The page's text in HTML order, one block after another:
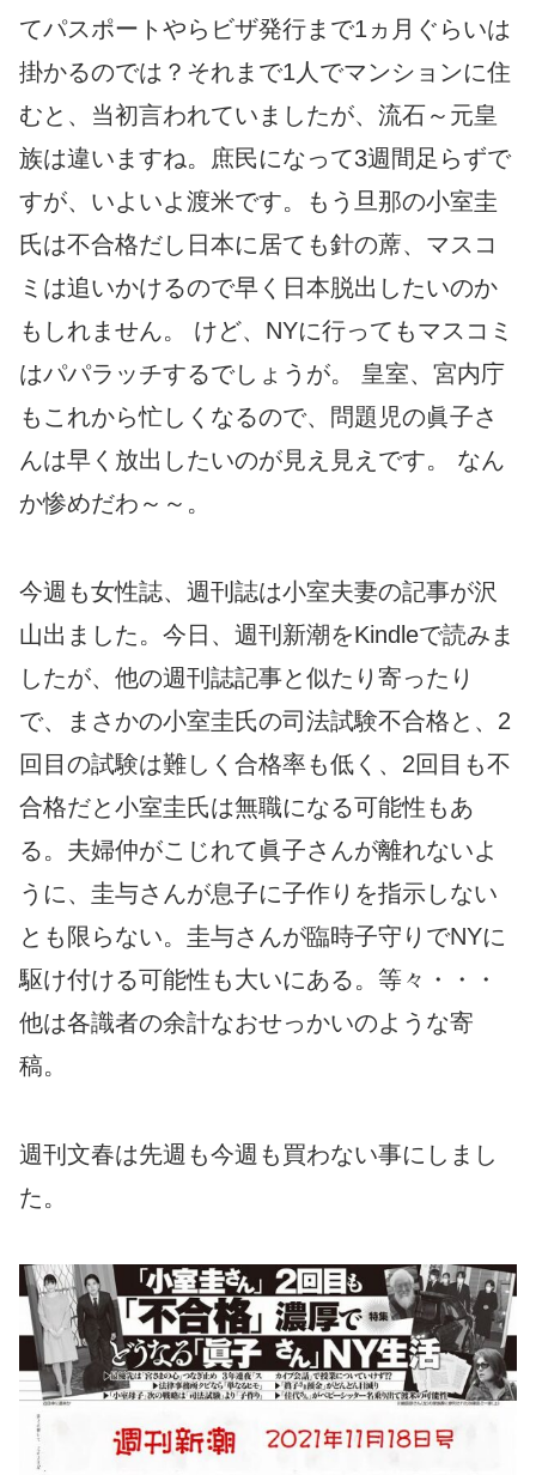
てパスポートやらビザ発行まで1ヵ月ぐらいは
掛かるのでは？それまで1人でマンションに住
むと、当初言われていましたが、流石～元皇
族は違いますね。庶民になって3週間足らずで
すが、いよいよ渡米です。もう旦那の小室圭
氏は不合格だし日本に居ても針の蓆、マスコ
ミは追いかけるので早く日本脱出したいのか
もしれません。 けど、NYに行ってもマスコミ
はパパラッチするでしょうが。 皇室、宮内庁
もこれから忙しくなるので、問題児の眞子さ
んは早く放出したいのが見え見えです。 なん
か惨めだわ～～。
今週も女性誌、週刊誌は小室夫妻の記事が沢
山出ました。今日、週刊新潮をKindleで読みま
したが、他の週刊誌記事と似たり寄ったり
で、まさかの小室圭氏の司法試験不合格と、2
回目の試験は難しく合格率も低く、2回目も不
合格だと小室圭氏は無職になる可能性もあ
る。夫婦仲がこじれて眞子さんが離れないよ
うに、圭与さんが息子に子作りを指示しない
とも限らない。圭与さんが臨時子守りでNYに
駆け付ける可能性も大いにある。等々・・・
他は各識者の余計なおせっかいのような寄
稿。
週刊文春は先週も今週も買わない事にしまし
た。